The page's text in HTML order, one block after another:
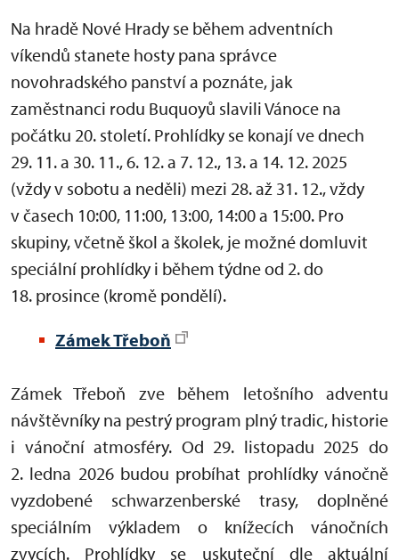
Na hradě Nové Hrady se během adventních
víkendů stanete hosty pana správce
novohradského panství a poznáte, jak
zaměstnanci rodu Buquoyů slavili Vánoce na
počátku 20. století. Prohlídky se konají ve dnech
29. 11. a 30. 11., 6. 12. a 7. 12., 13. a 14. 12. 2025
(vždy v sobotu a neděli) mezi 28. až 31. 12., vždy
v časech 10:00, 11:00, 13:00, 14:00 a 15:00. Pro
skupiny, včetně škol a školek, je možné domluvit
speciální prohlídky i během týdne od 2. do
18. prosince (kromě pondělí).
Zámek Třeboň
Zámek Třeboň zve během letošního adventu
návštěvníky na pestrý program plný tradic, historie
i vánoční atmosféry. Od 29. listopadu 2025 do
2. ledna 2026 budou probíhat prohlídky vánočně
vyzdobené schwarzenberské trasy, doplněné
speciálním výkladem o knížecích vánočních
zvycích. Prohlídky se uskuteční dle aktuální